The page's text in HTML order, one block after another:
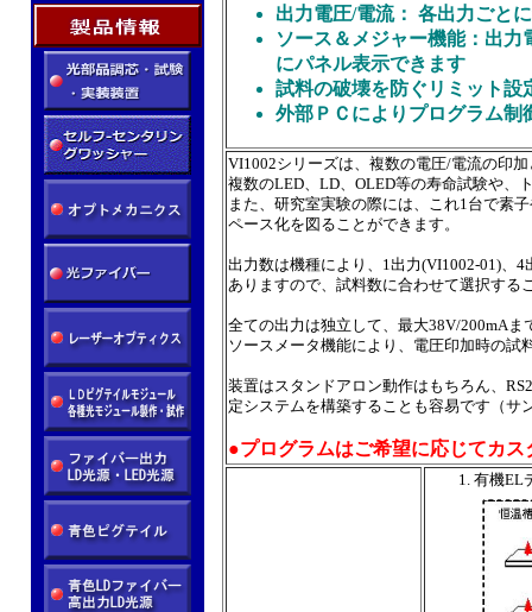
出力電圧/電流： 各出力ごと
ソース＆メジャー機能：出
にパネル表示できます
試料の破壊を防ぐリミット設
外部ＰＣによりプログラム制
VI1002シリーズは、複数の電圧/電流の印
複数のLED、LD、OLED等の寿命試験や、
また、研究室実験の際には、これ1台で素
ペース化を図ることができます。
出力数は機種により、1出力(VI1002-01)、
ありますので、試料数に合わせて選択する
全ての出力は独立して、最大38V/200mA
ソースメータ機能により、電圧印加時の
装置はスタンドアロン動作はもちろん、
定システムを構築することも容易です（サ
●プログラムはご希望に応じてカス
有機EL